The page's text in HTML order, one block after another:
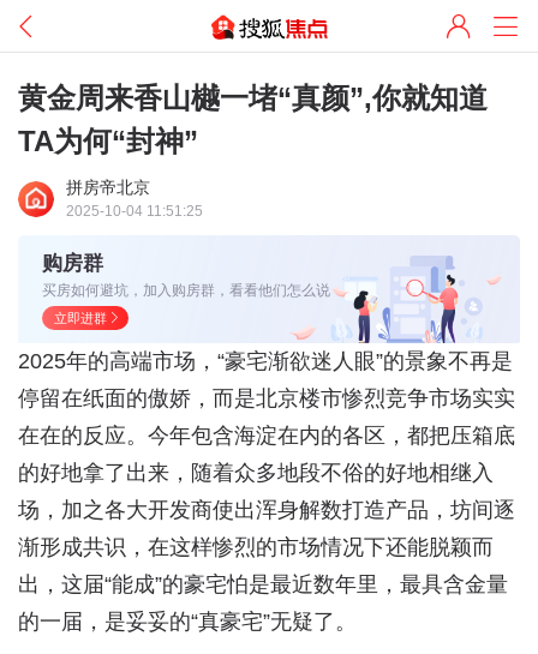
黄金周来香山樾一堵“真颜”,你就知道
TA为何“封神”
拼房帝北京
2025-10-04 11:51:25
购房群
买房如何避坑，加入购房群，看看他们怎么说
立即进群
2025年的高端市场，“豪宅渐欲迷人眼”的景象不再是
停留在纸面的傲娇，而是北京楼市惨烈竞争市场实实
在在的反应。今年包含海淀在内的各区，都把压箱底
的好地拿了出来，随着众多地段不俗的好地相继入
场，加之各大开发商使出浑身解数打造产品，坊间逐
渐形成共识，在这样惨烈的市场情况下还能脱颖而
出，这届“能成”的豪宅怕是最近数年里，最具含金量
的一届，是妥妥的“真豪宅”无疑了。